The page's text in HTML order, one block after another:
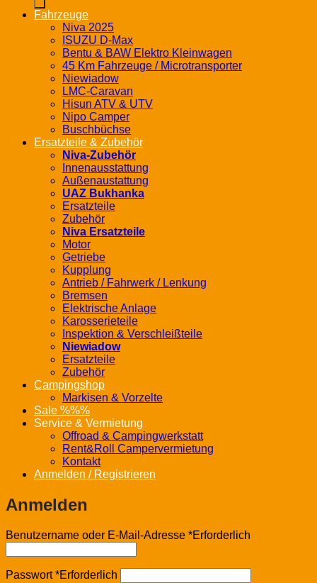
Fahrzeuge
Niva 2025
ISUZU D-Max
Bentu & BAW Elektro Kleinwagen
45 Km Fahrzeuge / Microtransporter
Niewiadow
LMC-Caravan
Hisun ATV & UTV
Nipo Camper
Buschbüchse
Ersatzteile & Zubehör
Niva-Zubehör
Innenausstattung
Außenaustattung
UAZ Bukhanka
Ersatzteile
Zubehör
Niva Ersatzteile
Motor
Getriebe
Kupplung
Antrieb / Fahrwerk / Lenkung
Bremsen
Elektrische Anlage
Karosserieteile
Inspektion & Verschleißteile
Niewiadow
Ersatzteile
Zubehör
Campingshop
Markisen & Vorzelte
Sale %%%
Service & Vermietung
Offroad & Campingwerkstatt
Rent&Roll Campervermietung
Kontakt
Anmelden / Registrieren
Anmelden
Benutzername oder E-Mail-Adresse *Erforderlich
Passwort*Erforderlich